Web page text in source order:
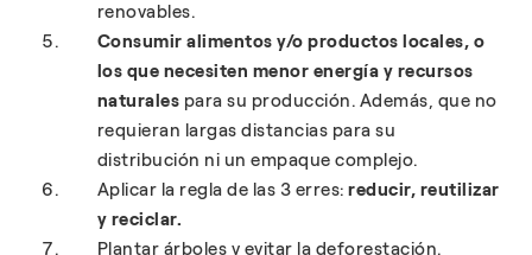
renovables.
Consumir alimentos y/o productos locales, o
los que necesiten menor energía y recursos
naturales para su producción. Además, que no
requieran largas distancias para su
distribución ni un empaque complejo.
Aplicar la regla de las 3 erres:reducir, reutilizar
y reciclar.
Plantar árboles y evitar la deforestación.